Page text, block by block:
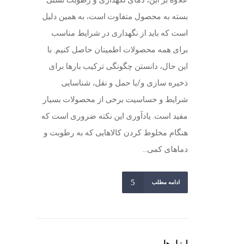
بسته به محصول متفاوت است، به همین دلیل
است که باید از نگهداری در شرایط مناسب
برای همه محصولات اطمینان حاصل کنیم. با
این حال، دانستن چگونگی ترکیب بارها برای
ذخیره سازی و/یا حمل و نقل، شناسایی
شرایط و حساسیت برخی از محصولات بسیار
مفید است. یادآوری این نکته ضروری است که
هنگام مخلوط کردن کالاهایی که به رطوبت و
دماهای کمی...
ادامه مطلب